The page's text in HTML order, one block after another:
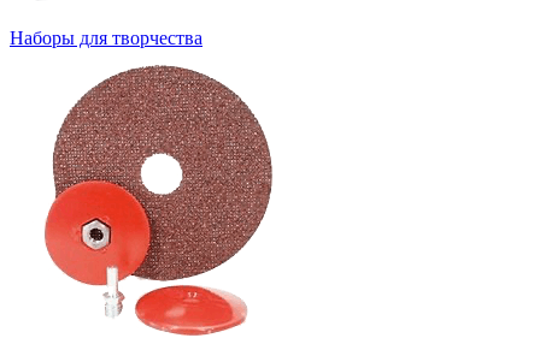
Наборы для творчества